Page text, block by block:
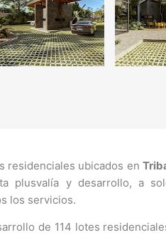
residenciales ubicados en
plusvalía y desarrollo, a
los servicios.
de 114 lotes